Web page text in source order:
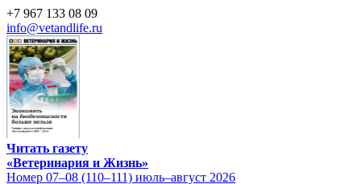
+7 967 133 08 09
info@vetandlife.ru
Читать газету
«Ветеринария и Жизнь»
Номер 07–08 (110–111) июль–август 2026